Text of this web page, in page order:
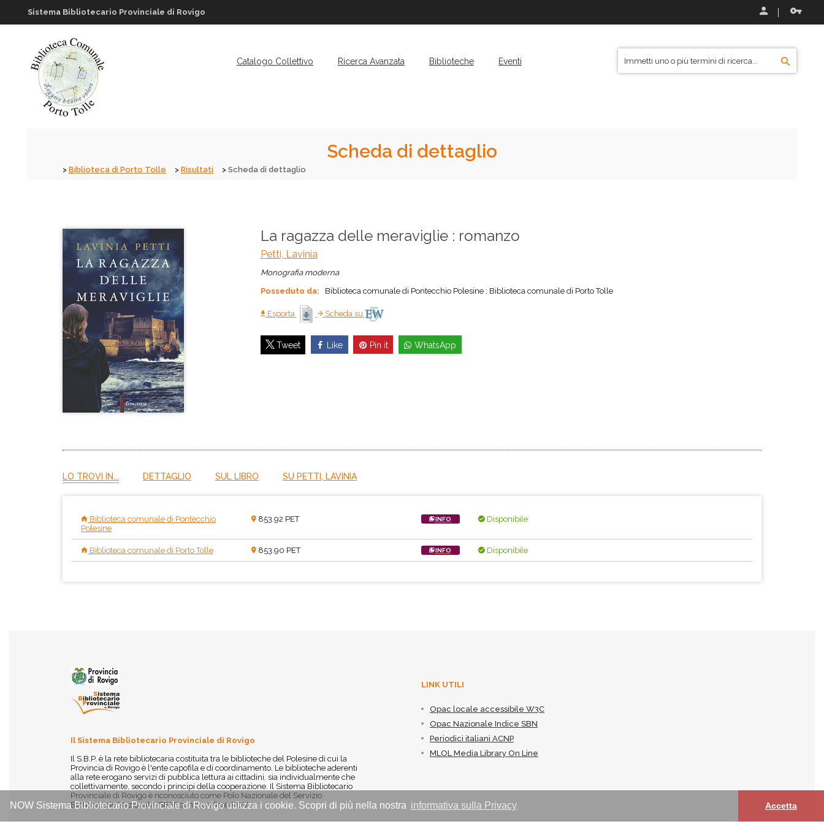
NOW Sistema Bibliotecario Provinciale di Rovigo utilizza i cookie. Scopri di più nella nostra informativa sulla Privacy Accetta
Sistema Bibliotecario Provinciale di Rovigo
Catalogo Collettivo Ricerca Avanzata Biblioteche Eventi
Scheda di dettaglio
Biblioteca di Porto Tolle Risultati Scheda di dettaglio
La ragazza delle meraviglie : romanzo
Petti, Lavinia
Monografia moderna
Posseduto da:
Biblioteca comunale di Pontecchio Polesine ; Biblioteca comunale di Porto Tolle
Esporta Scheda su
Tweet Like Pin it WhatsApp
LO TROVI IN... DETTAGLIO SUL LIBRO SU PETTI, LAVINIA
Biblioteca comunale di Pontecchio
Polesine
853.92 PET INFO Disponibile
Biblioteca comunale di Porto Tolle 853.90 PET INFO Disponibile
Il Sistema Bibliotecario Provinciale di Rovigo
Il S.B.P. è la rete bibliotecaria costituita tra le biblioteche del Polesine di cui la
Provincia di Rovigo è l'ente capofila e di coordinamento. Le biblioteche aderenti
alla rete erogano servizi di pubblica lettura ai cittadini, sia individualmente che
collettivamente, secondo i principi della cooperazione. Il Sistema Bibliotecario
Provinciale di Rovigo è riconosciuto come Polo Nazionale del Servizio
Bibliotecario Nazionale (SBN) con il prefisso ROV.
LINK UTILI
Opac locale accessibile W3C
Opac Nazionale Indice SBN
Periodici italiani ACNP
MLOL Media Library On Line